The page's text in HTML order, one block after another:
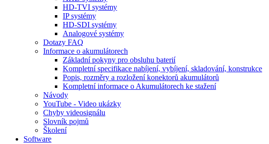
HD-TVI systémy
IP systémy
HD-SDI systémy
Analogové systémy
Dotazy FAQ
Informace o akumulátorech
Základní pokyny pro obsluhu baterií
Kompletní specifikace nabíjení, vybíjení, skladování, konstrukce
Popis, rozměry a rozložení konektorů akumulátorů
Kompletní informace o Akumulátorech ke stažení
Návody
YouTube - Video ukázky
Chyby videosignálu
Slovník pojmů
Školení
Software